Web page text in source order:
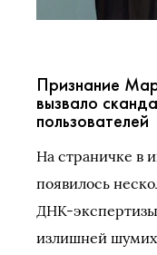
Признание
вызвало
пользователей
На страничке в
появилось
ДНК-
излишней